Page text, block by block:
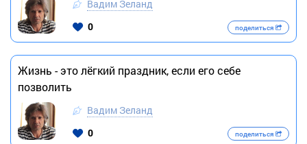
Вадим Зеланд
0
поделиться
Жизнь - это лёгкий праздник, если его себе
позволить
Вадим Зеланд
0
поделиться